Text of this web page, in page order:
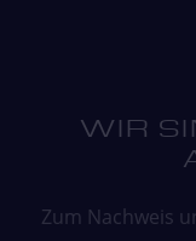
WIR
Zum Nachweis